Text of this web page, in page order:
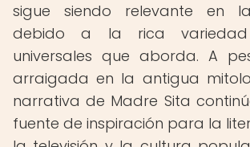
sigue siendo relevante en
debido a la rica
universales que aborda. A
arraigada en la antigua
narrativa de Madre Sita
fuente de inspiración para la